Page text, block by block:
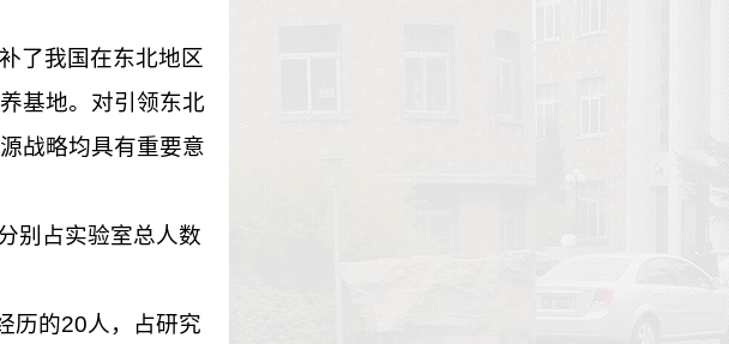
了我国在东北地区
基地。对引领东北
战略均具有重要意
别占实验室总人数
历的20人，占研究